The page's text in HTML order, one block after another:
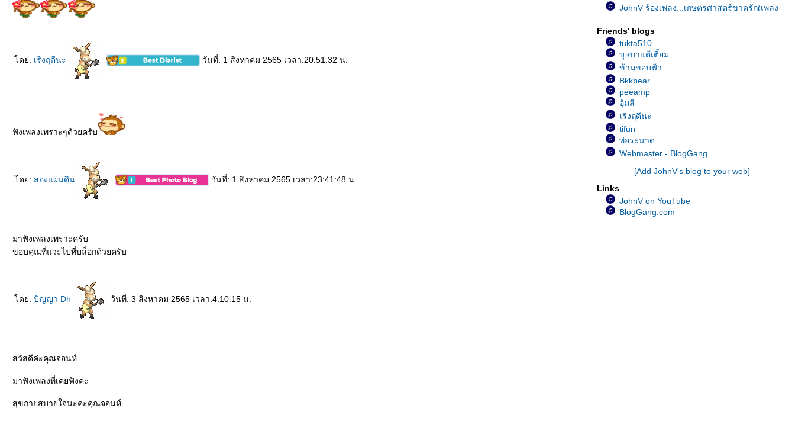
ดย: เริงฤดีนะ วันที่: 1 สิงหาคม 2565 เวลา:20:51:32 น.
ฟังเพลงเพราะๆด้วยครับ
ดย: สองแผ่นดิน วันที่: 1 สิงหาคม 2565 เวลา:23:41:48 น.
มาฟังเพลงเพราะครับ
ขอบคุณที่แวะไปที่บล็อกด้วยครับ
ดย: ปัญญา Dh วันที่: 3 สิงหาคม 2565 เวลา:4:10:15 น.
สวัสดีค่ะคุณจอนห์
มาฟังเพลงที่เคยฟังค่ะ
สุขกายสบายใจนะคะคุณจอนห์
JohnV ร้องเพลง...เกษตรศาสตร์ขาดรัก(เพลง
JohnV ร้องเพลง...มีใครอยู่ไหม
JohnV ร้องเพลง...อย่าคิดมาก
JohnV ร้องเพลง...Happy Birthday
JohnV ร้องเพลง...เป็นอย่างงี้ตั้งแต่เกิดเล
JohnV ร้องเพลง...หัวใจมักง่า
JohnV ร้องเพลง...ขาดเธอดังขาดใจ
JohnV ร้องเพลง...เพ้อ
JohnV ร้องเพลง...ฝน
JohnV ร้องเพลง...รักเธอสุดหัวใจ
JohnV ร้องเพลง...ลึกสุดใจ
JohnV ร้องเพลง...ไม่รักได้ไง
JohnV ร้องเพลง...คำว่าแม่
JohnV ร้องเพลง...ขอใครสักคน
Friends' blogs
tukta510
บุษบาแต้เตี้ยม
ข้ามขอบฟ้า
Bkkbear
peeamp
อุ้มสี
เริงฤดีนะ
tifun
พ่อระนาด
Webmaster - BlogGang
[Add JohnV's blog to your web]
Links
JohnV on YouTube
BlogGang.com